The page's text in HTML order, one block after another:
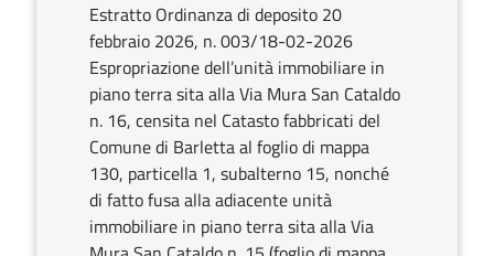
Estratto Ordinanza di deposito 20
febbraio 2026, n. 003/18-02-2026
Espropriazione dell’unità immobiliare in
piano terra sita alla Via Mura San Cataldo
n. 16, censita nel Catasto fabbricati del
Comune di Barletta al foglio di mappa
130, particella 1, subalterno 15, nonché
di fatto fusa alla adiacente unità
immobiliare in piano terra sita alla Via